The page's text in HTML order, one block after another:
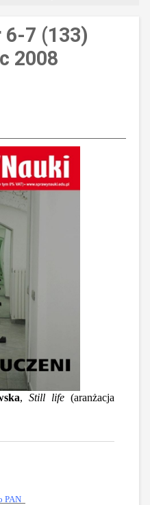
7 (133)
2008
, Still life(aranżacja
PAN